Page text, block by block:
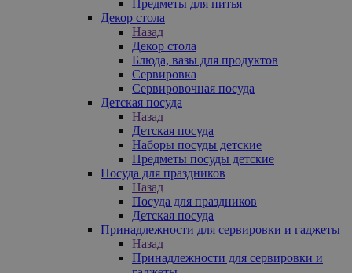
Предметы для питья
Декор стола
Назад
Декор стола
Блюда, вазы для продуктов
Сервировка
Сервировочная посуда
Детская посуда
Назад
Детская посуда
Наборы посуды детские
Предметы посуды детские
Посуда для праздников
Назад
Посуда для праздников
Детская посуда
Принадлежности для сервировки и гаджеты
Назад
Принадлежности для сервировки и